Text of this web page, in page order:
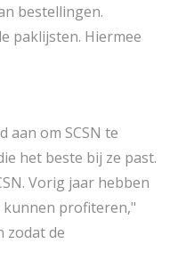
bestellingen.
paklijsten. Hiermee
om SCSN te
het beste bij ze past.
Vorig jaar hebben
kunnen profiteren,"
zodat de